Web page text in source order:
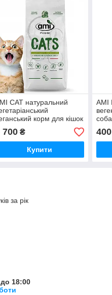
CAT натуральний
корм для кішок
7,5 кг
700₴
Купити
AMI
400
за рік
18:00